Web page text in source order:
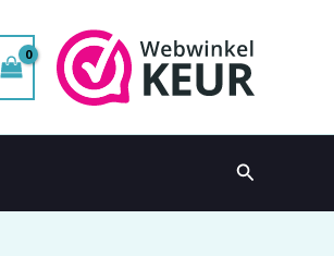
Zoeken